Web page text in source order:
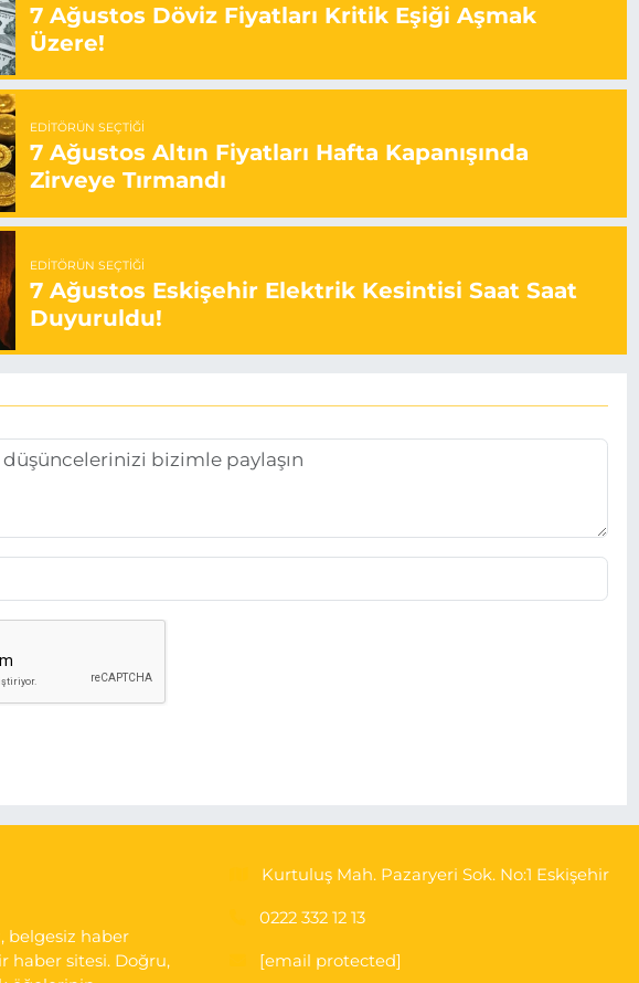
7 Ağustos Döviz Fiyatları Kritik Eşiği Aşmak
Üzere!
EDITÖRÜN SEÇTIĞI
7 Ağustos Altın Fiyatları Hafta Kapanışında
Zirveye Tırmandı
EDITÖRÜN SEÇTIĞI
7 Ağustos Eskişehir Elektrik Kesintisi Saat Saat
Duyuruldu!
belgesiz haber
haber sitesi. Doğru,
Kurtuluş Mah. Pazaryeri Sok. No:1 Eskişehir
0222 332 12 13
[email protected]